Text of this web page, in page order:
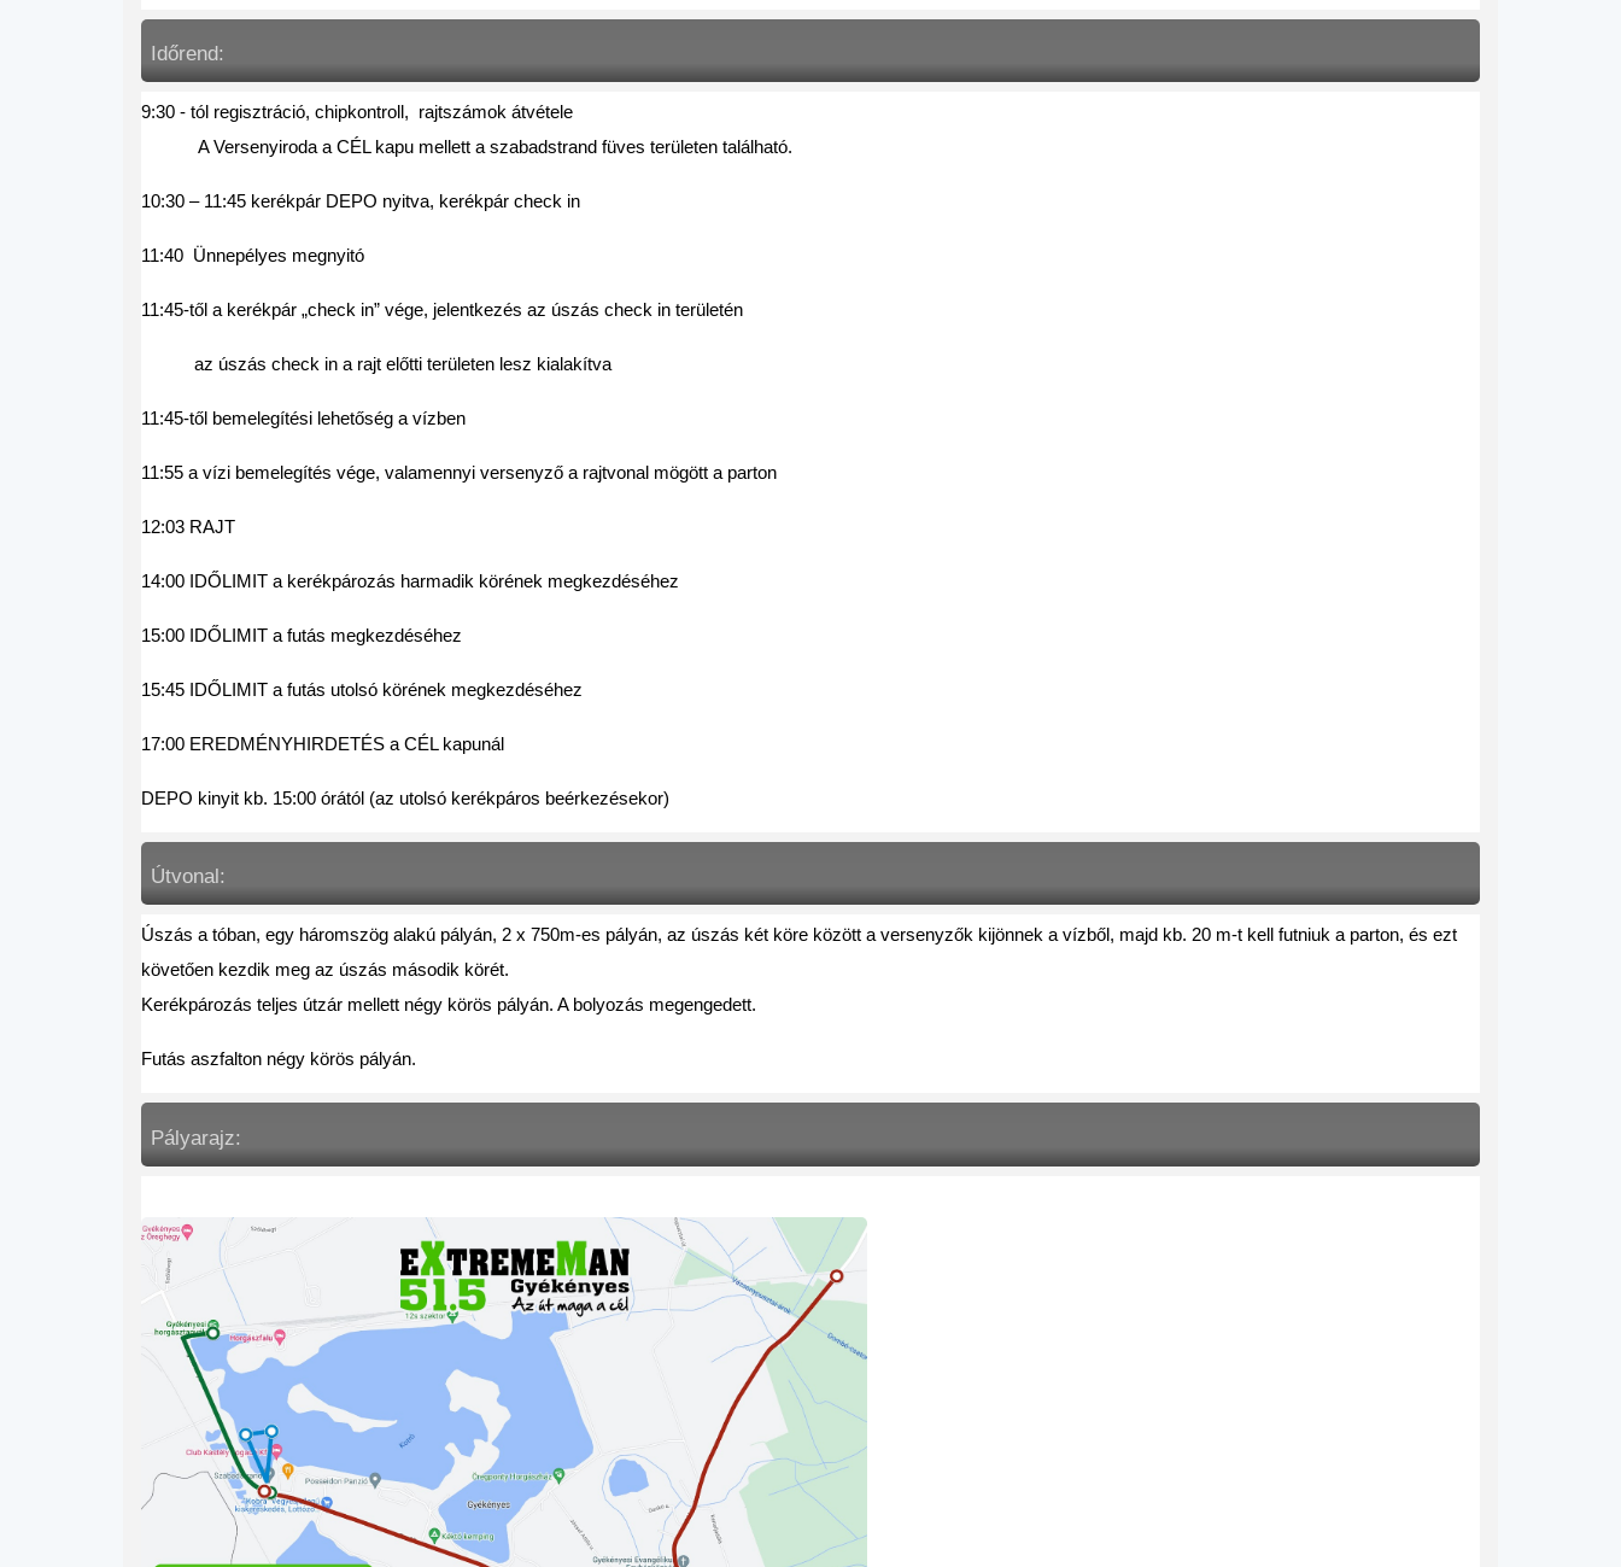
Időrend:
9:30 - tól regisztráció, chipkontroll,  rajtszámok átvétele
A Versenyiroda a CÉL kapu mellett a szabadstrand füves területen található.
10:30 – 11:45 kerékpár DEPO nyitva, kerékpár check in
11:40  Ünnepélyes megnyitó
11:45-től a kerékpár „check in” vége, jelentkezés az úszás check in területén
az úszás check in a rajt előtti területen lesz kialakítva
11:45-től bemelegítési lehetőség a vízben
11:55 a vízi bemelegítés vége, valamennyi versenyző a rajtvonal mögött a parton
12:03 RAJT
14:00 IDŐLIMIT a kerékpározás harmadik körének megkezdéséhez
15:00 IDŐLIMIT a futás megkezdéséhez
15:45 IDŐLIMIT a futás utolsó körének megkezdéséhez
17:00 EREDMÉNYHIRDETÉS a CÉL kapunál
DEPO kinyit kb. 15:00 órától (az utolsó kerékpáros beérkezésekor)
Útvonal:
Úszás a tóban, egy háromszög alakú pályán, 2 x 750m-es pályán, az úszás két köre között a versenyzők kijönnek a vízből, majd kb. 20 m-t kell futniuk a parton, és ezt
követően kezdik meg az úszás második körét.
Kerékpározás teljes útzár mellett négy körös pályán. A bolyozás megengedett.
Futás aszfalton négy körös pályán.
Pályarajz: